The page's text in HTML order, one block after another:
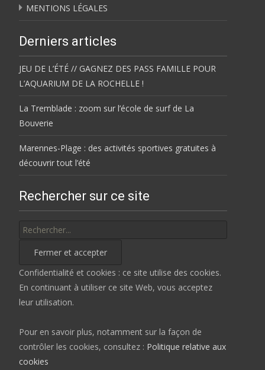
MENTIONS LÉGALES
Derniers articles
JEU DE L’ÉTÉ // GAGNEZ DES PASS FAMILLE POUR
L’AQUARIUM DE LA ROCHELLE !
La Tremblade : zoom sur l’école de surf de La
Bouverie
Marennes-Plage : des activités sportives gratuites à
découvrir tout l’été
Rechercher sur ce site
Confidentialité et cookies : ce site utilise des cookies.
En continuant à utiliser ce site Web, vous acceptez
leur utilisation.
Pour en savoir plus, notamment sur la façon de
contrôler les cookies, consultez : Politique relative aux
cookies